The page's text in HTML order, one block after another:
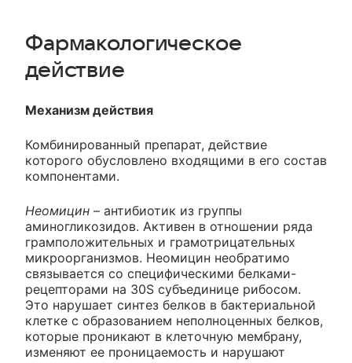
Фармакологическое
действие
Механизм действия
Комбинированный препарат, действие
которого обусловлено входящими в его состав
компонентами.
Неомицин – антибиотик из группы
аминогликозидов. Активен в отношении ряда
грамположительных и грамотрицательных
микроорганизмов. Неомицин необратимо
связывается со специфическими белками-
рецепторами на 30S субъединице рибосом.
Это нарушает синтез белков в бактериальной
клетке с образованием неполноценных белков,
которые проникают в клеточную мембрану,
изменяют ее проницаемость и нарушают